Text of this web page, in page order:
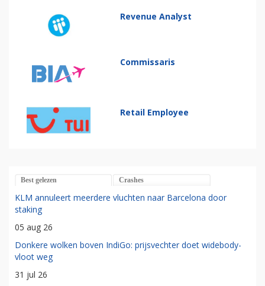
Revenue Analyst
Commissaris
Retail Employee
Best gelezen Crashes
KLM annuleert meerdere vluchten naar Barcelona door
staking
05 aug 26
Donkere wolken boven IndiGo: prijsvechter doet widebody-
vloot weg
31 jul 26